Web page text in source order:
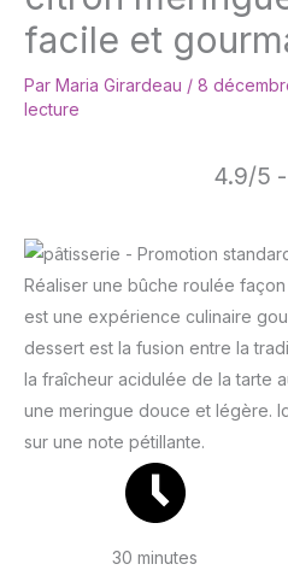
facile et
Par Maria Girardeau / 8
lecture
4.9/5
Réaliser une bûche roulée
est une expérience culinaire
dessert est la fusion entre la
la fraîcheur acidulée de la tarte
une meringue douce et légère.
sur une note pétillante.
30 minutes